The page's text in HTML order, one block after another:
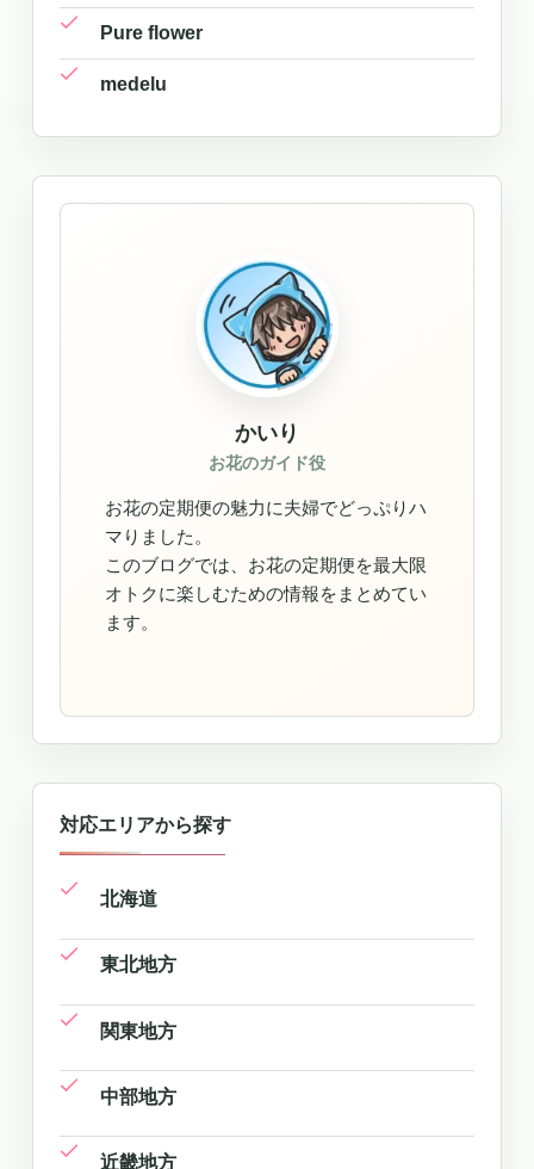
Pure flower
medelu
かいり
お花のガイド役
お花の定期便の魅力に夫婦でどっぷりハ
マりました。
このブログでは、お花の定期便を最大限
オトクに楽しむための情報をまとめてい
ます。
対応エリアから探す
北海道
東北地方
関東地方
中部地方
近畿地方